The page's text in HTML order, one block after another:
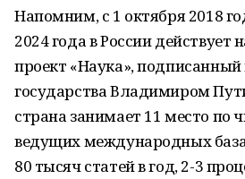
Напомним, с 1 октября 2018
2024 года в России
проект «Наука», подписанный
государства Владимиром
страна занимает 11 место по
ведущих международных
80 тысяч статей в год, 2-3